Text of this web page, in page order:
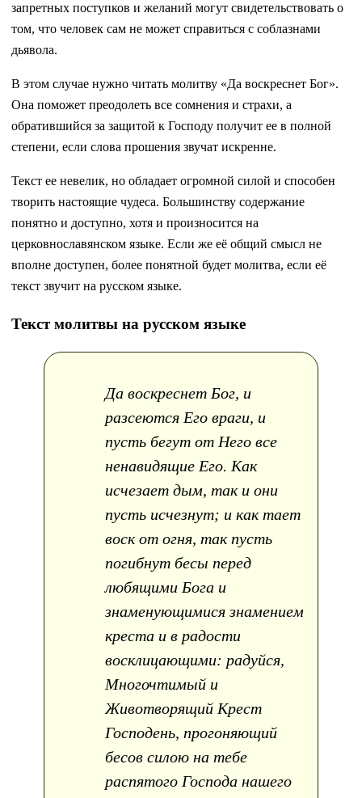
запретных поступков и желаний могут свидетельствовать о
том, что человек сам не может справиться с соблазнами
дьявола.
В этом случае нужно читать молитву «Да воскреснет Бог».
Она поможет преодолеть все сомнения и страхи, а
обратившийся за защитой к Господу получит ее в полной
степени, если слова прошения звучат искренне.
Текст ее невелик, но обладает огромной силой и способен
творить настоящие чудеса. Большинству содержание
понятно и доступно, хотя и произносится на
церковнославянском языке. Если же её общий смысл не
вполне доступен, более понятной будет молитва, если её
текст звучит на русском языке.
Текст молитвы на русском языке
Да воскреснет Бог, и
разсеются Его враги, и
пусть бегут от Него все
ненавидящие Его. Как
исчезает дым, так и они
пусть исчезнут; и как тает
воск от огня, так пусть
погибнут бесы перед
любящими Бога и
знаменующимися знамением
креста и в радости
восклицающими: радуйся,
Многочтимый и
Животворящий Крест
Господень, прогоняющий
бесов силою на тебе
распятого Господа нашего